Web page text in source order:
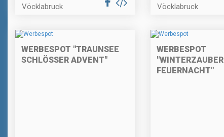
Vöcklabruck Vöcklabruck
WERBESPOT "TRAUNSEE
SCHLÖSSER ADVENT"
WERBESPOT
"WINTERZAUBER
FEUERNACHT"